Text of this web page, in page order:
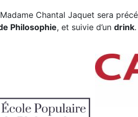
Chantal Jaquet sera
Philosophie, et suivie d’un drink.